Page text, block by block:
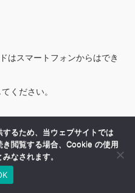
はスマートフォンからはでき
ください。
るため、当ウェブサイトでは
閲覧する場合、Cookie の使用
なされます。